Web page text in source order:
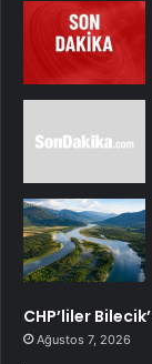
CHP’liler
Ağustos 7, 2026